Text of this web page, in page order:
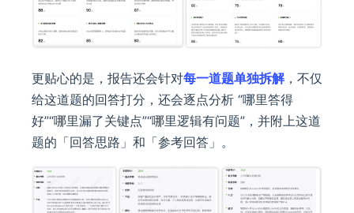
更贴心的是，报告还会针对每一道题单独拆解，不仅
给这道题的回答打分，还会逐点分析 “哪里答得
好”“哪里漏了关键点”“哪里逻辑有问题”，并附上这道
题的「回答思路」和「参考回答」。